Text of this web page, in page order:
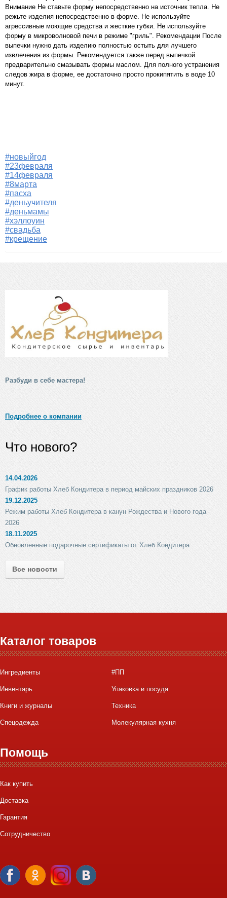
Внимание Не ставьте форму непосредственно на источник тепла. Не
режьте изделия непосредственно в форме. Не используйте
агрессивные моющие средства и жесткие губки. Не используйте
форму в микроволновой печи в режиме "гриль". Рекомендации После
выпечки нужно дать изделию полностью остыть для лучшего
извлечения из формы. Рекомендуется также перед выпечкой
предварительно смазывать формы маслом. Для полного устранения
следов жира в форме, ее достаточно просто прокипятить в воде 10
минут.
#новыйгод
#23февраля
#14февраля
#8марта
#пасха
#деньучителя
#деньмамы
#хэллоуин
#свадьба
#крещение
Разбуди в себе мастера!
Подробнее о компании
Что нового?
14.04.2026
График работы Хлеб Кондитера в период майских праздников 2026
19.12.2025
Режим работы Хлеб Кондитера в канун Рождества и Нового года
2026
18.11.2025
Обновленные подарочные сертификаты от Хлеб Кондитера
Все новости
Каталог товаров
Ингредиенты #ПП
Инвентарь Упаковка и посуда
Книги и журналы Техника
Спецодежда Молекулярная кухня
Помощь
Как купить
Доставка
Гарантия
Сотрудничество